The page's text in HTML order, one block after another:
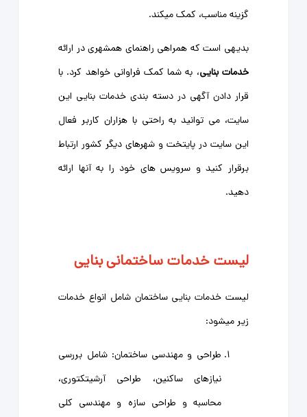
گزینه مناسب، کمک میکند.
بدیهی است که همراهی راهنمای همشهری در ارائه
خدمات بنایی، به شما کمک فراوانی خواهد کرد. با
قرار دادن آگهی در دسته ‌بندی خدمات بنایی این
سایت، می توانید به راحتی با هزاران کاربر فعال
این سایت در پایتخت و شهرهای دیگر کشور ارتباط
برقرار کنید و سرویس‌ های خود را به آنها ارائه
دهید.
لیست خدمات ساختمانی بنایی
لیست خدمات بنایی ساختمان شامل انواع خدمات
زیر میشود:
طراحی و مهندسی ساختمان: شامل بررسی
نیازهای ساکنین، طراحی آرشیتکتوری،
محاسبه و طراحی سازه و مهندسی کلی